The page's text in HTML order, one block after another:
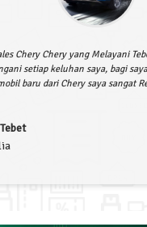
Chery Chery yang Melayani
setiap keluhan saya, bagi
baru dari Chery saya sangat